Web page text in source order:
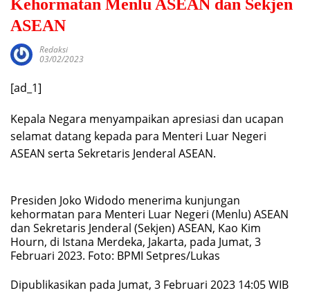
Kehormatan Menlu ASEAN dan Sekjen
ASEAN
Redaksi
03/02/2023
[ad_1]
Kepala Negara menyampaikan apresiasi dan ucapan
selamat datang kepada para Menteri Luar Negeri
ASEAN serta Sekretaris Jenderal ASEAN.
Presiden Joko Widodo menerima kunjungan
kehormatan para Menteri Luar Negeri (Menlu) ASEAN
dan Sekretaris Jenderal (Sekjen) ASEAN, Kao Kim
Hourn, di Istana Merdeka, Jakarta, pada Jumat, 3
Februari 2023. Foto: BPMI Setpres/Lukas
Dipublikasikan pada Jumat, 3 Februari 2023 14:05 WIB